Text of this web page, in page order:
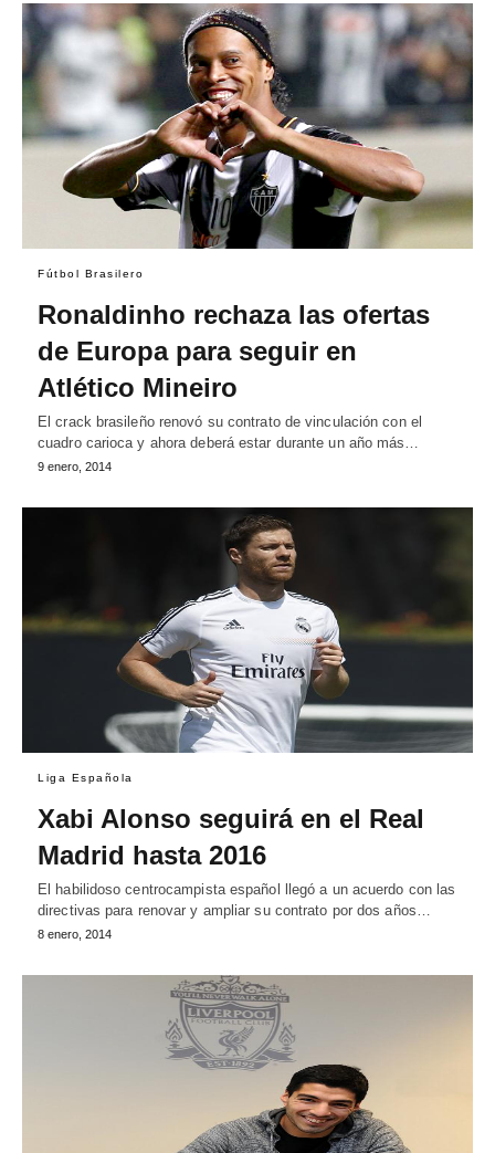
Fútbol Brasilero
Ronaldinho rechaza las ofertas
de Europa para seguir en
Atlético Mineiro
El crack brasileño renovó su contrato de vinculación con el
cuadro carioca y ahora deberá estar durante un año más…
9 enero, 2014
Liga Española
Xabi Alonso seguirá en el Real
Madrid hasta 2016
El habilidoso centrocampista español llegó a un acuerdo con las
directivas para renovar y ampliar su contrato por dos años…
8 enero, 2014